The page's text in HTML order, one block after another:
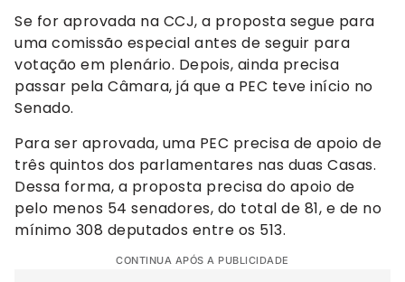
Se for aprovada na CCJ, a proposta segue para
uma comissão especial antes de seguir para
votação em plenário. Depois, ainda precisa
passar pela Câmara, já que a PEC teve início no
Senado.
Para ser aprovada, uma PEC precisa de apoio de
três quintos dos parlamentares nas duas Casas.
Dessa forma, a proposta precisa do apoio de
pelo menos 54 senadores, do total de 81, e de no
mínimo 308 deputados entre os 513.
CONTINUA APÓS A PUBLICIDADE